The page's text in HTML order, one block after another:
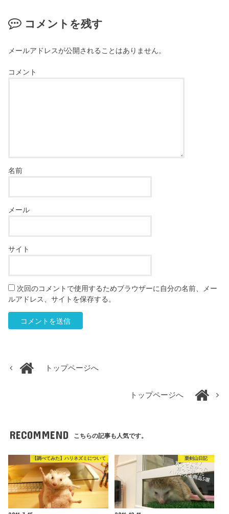
コメントを残す
メールアドレスが公開されることはありません。
コメント
名前
メール
サイト
次回のコメントで使用するためブラウザーに自分の名前、メー
ルアドレス、サイトを保存する。
トップページへ
トップページへ
RECOMMEND こちらの記事も人気です。
【調べてみた】ハリネズミについて 栗剣山日記